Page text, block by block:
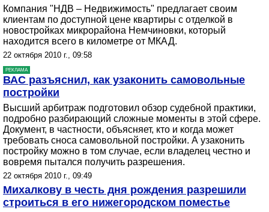
Компания "НДВ – Недвижимость" предлагает своим
клиентам по доступной цене квартиры с отделкой в
новостройках микрорайона Немчиновки, который
находится всего в километре от МКАД.
22 октября 2010 г., 09:58
РЕКЛАМА
ВАС разъяснил, как узаконить самовольные
постройки
Высший арбитраж подготовил обзор судебной практики,
подробно разбирающий сложные моменты в этой сфере.
Документ, в частности, объясняет, кто и когда может
требовать сноса самовольной постройки. А узаконить
постройку можно в том случае, если владелец честно и
вовремя пытался получить разрешения.
22 октября 2010 г., 09:49
Михалкову в честь дня рождения разрешили
строиться в его нижегородском поместье